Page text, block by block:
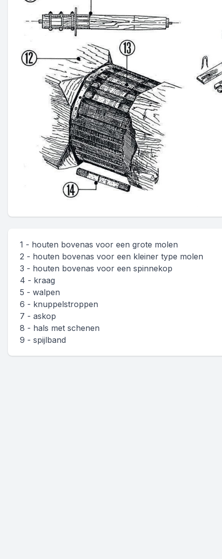
1 - houten bovenas voor een grote molen
2 - houten bovenas voor een kleiner type molen
3 - houten bovenas voor een spinnekop
4 - kraag
5 - walpen
6 - knuppelstroppen
7 - askop
8 - hals met schenen
9 - spijlband